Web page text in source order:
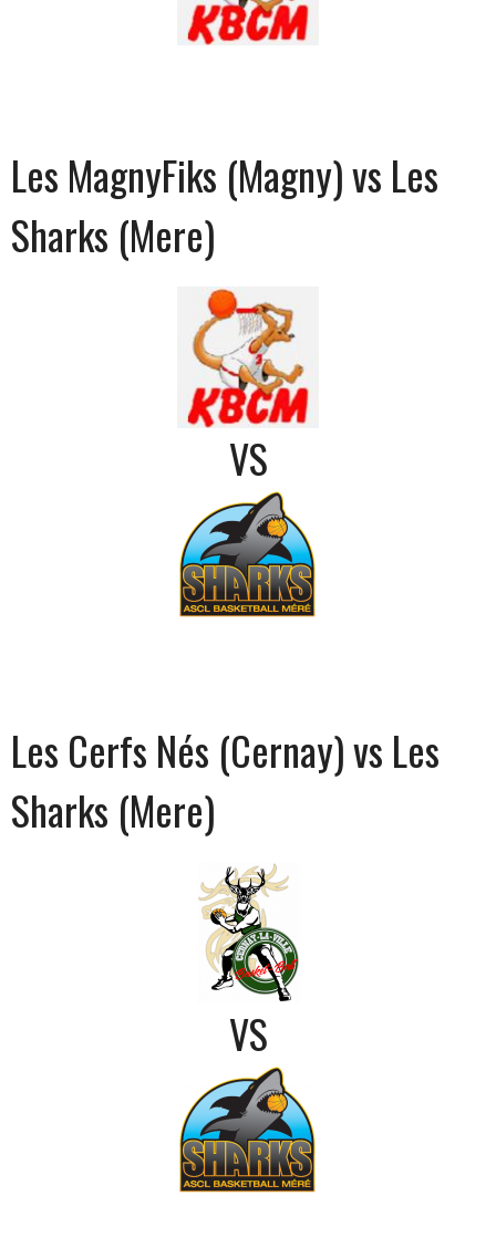
Les MagnyFiks (Magny) vs Les
Sharks (Mere)
VS
Les Cerfs Nés (Cernay) vs Les
Sharks (Mere)
VS